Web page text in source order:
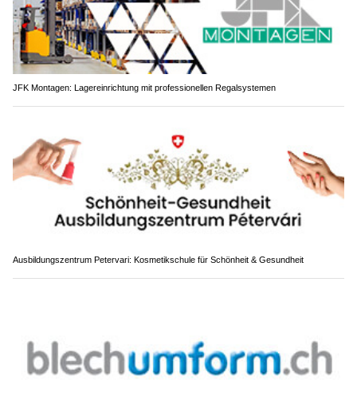
JFK Montagen: Lagereinrichtung mit professionellen Regalsystemen
Ausbildungszentrum Petervari: Kosmetikschule für Schönheit & Gesundheit